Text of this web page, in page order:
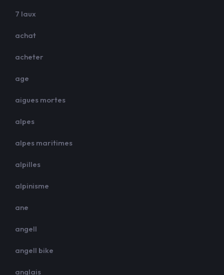
7 laux
achat
acheter
age
aigues mortes
alpes
alpes maritimes
alpilles
alpinisme
ane
angell
angell bike
anglais